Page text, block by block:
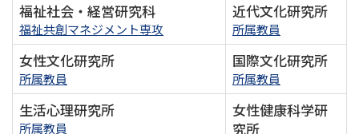
福祉社会・経営研究科
福祉共創マネジメント専攻
近代文化研究所
所属教員
女性文化研究所
所属教員
国際文化研究所
所属教員
生活心理研究所
所属教員
女性健康科学研
究所